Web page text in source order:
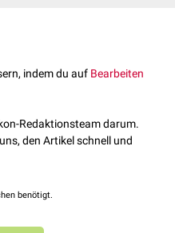
Einsatzgebiete:
für die Punktion einzelner
Technik).
indem du auf Bearbeiten
Redaktionsteam darum.
den Artikel schnell und
benötigt.